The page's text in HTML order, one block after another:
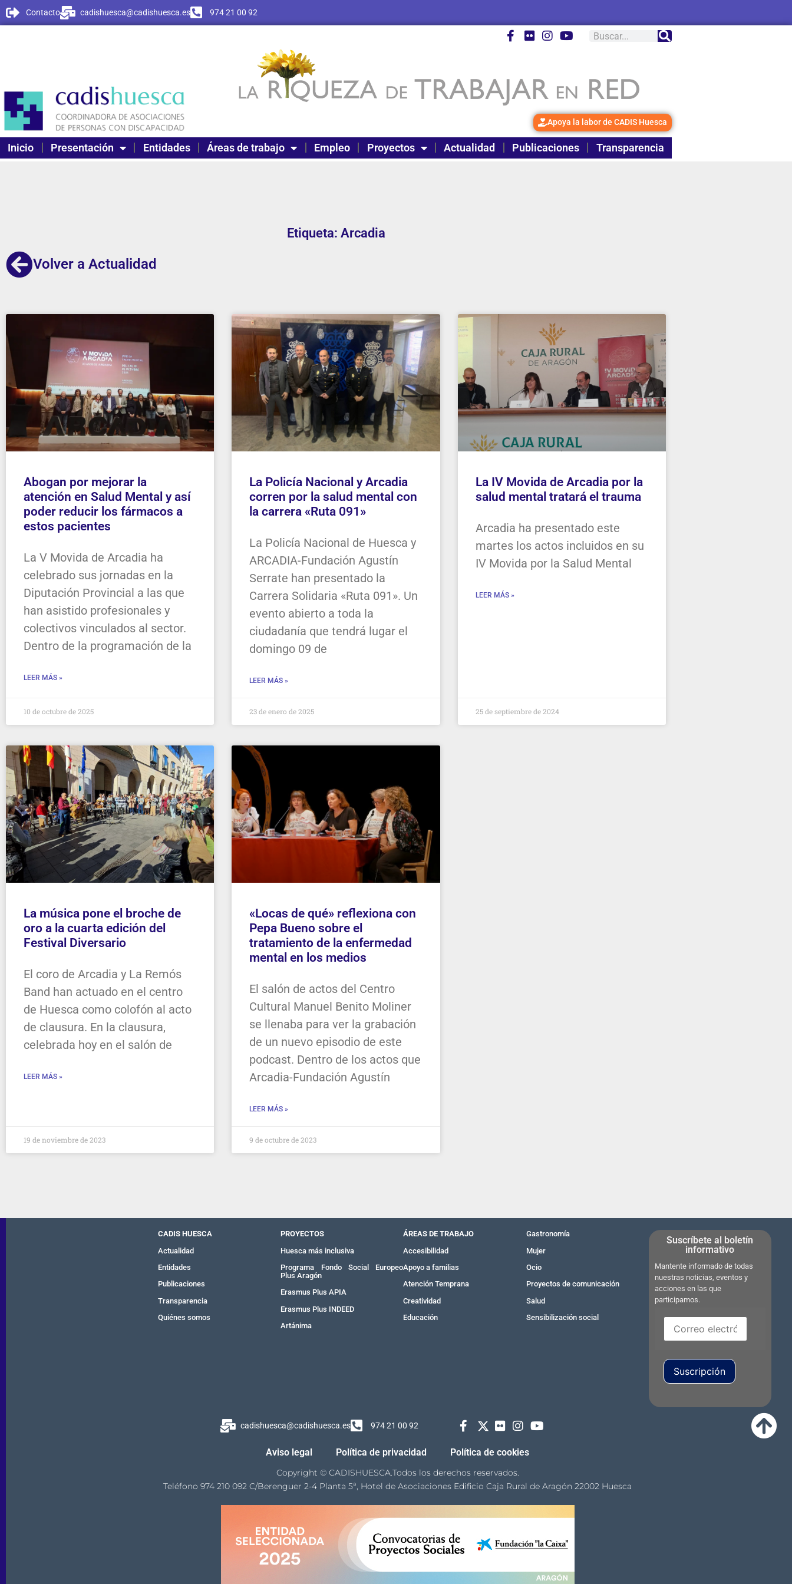
Contacto cadishuesca@cadishuesca.es 974 21 00 92
Apoya la labor de CADIS Huesca
Inicio Presentación Entidades Áreas de trabajo Empleo Proyectos Actualidad Publicaciones Transparencia
Etiqueta: Arcadia
Volver a Actualidad
Abogan por mejorar la
atención en Salud Mental y así
poder reducir los fármacos a
estos pacientes
La V Movida de Arcadia ha
celebrado sus jornadas en la
Diputación Provincial a las que
han asistido profesionales y
colectivos vinculados al sector.
Dentro de la programación de la
LEER MÁS »
10 de octubre de 2025
La Policía Nacional y Arcadia
corren por la salud mental con
la carrera «Ruta 091»
La Policía Nacional de Huesca y
ARCADIA-Fundación Agustín
Serrate han presentado la
Carrera Solidaria «Ruta 091». Un
evento abierto a toda la
ciudadanía que tendrá lugar el
domingo 09 de
LEER MÁS »
23 de enero de 2025
La IV Movida de Arcadia por la
salud mental tratará el trauma
Arcadia ha presentado este
martes los actos incluidos en su
IV Movida por la Salud Mental
LEER MÁS »
25 de septiembre de 2024
La música pone el broche de
oro a la cuarta edición del
Festival Diversario
El coro de Arcadia y La Remós
Band han actuado en el centro
de Huesca como colofón al acto
de clausura. En la clausura,
celebrada hoy en el salón de
LEER MÁS »
19 de noviembre de 2023
«Locas de qué» reflexiona con
Pepa Bueno sobre el
tratamiento de la enfermedad
mental en los medios
El salón de actos del Centro
Cultural Manuel Benito Moliner
se llenaba para ver la grabación
de un nuevo episodio de este
podcast. Dentro de los actos que
Arcadia-Fundación Agustín
LEER MÁS »
9 de octubre de 2023
CADIS HUESCA
Actualidad
Entidades
Publicaciones
Transparencia
Quiénes somos
PROYECTOS
Huesca más inclusiva
Programa Fondo Social Europeo
Plus Aragón
Erasmus Plus APIA
Erasmus Plus INDEED
Artánima
ÁREAS DE TRABAJO
Accesibilidad
Apoyo a familias
Atención Temprana
Creatividad
Educación
Gastronomía
Mujer
Ocio
Proyectos de comunicación
Salud
Sensibilización social
Suscríbete al boletín
informativo
Mantente informado de todas
nuestras noticias, eventos y
acciones en las que
participamos.
Suscripción
cadishuesca@cadishuesca.es 974 21 00 92
Aviso legal Política de privacidad Política de cookies
Copyright © CADISHUESCA.Todos los derechos reservados.
Teléfono 974 210 092 C/Berenguer 2-4 Planta 5ª, Hotel de Asociaciones Edificio Caja Rural de Aragón 22002 Huesca